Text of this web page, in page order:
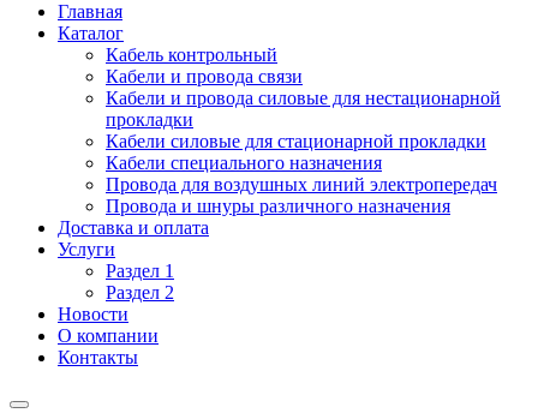
Главная
Каталог
Кабель контрольный
Кабели и провода связи
Кабели и провода силовые для нестационарной
прокладки
Кабели силовые для стационарной прокладки
Кабели специального назначения
Провода для воздушных линий электропередач
Провода и шнуры различного назначения
Доставка и оплата
Услуги
Раздел 1
Раздел 2
Новости
О компании
Контакты